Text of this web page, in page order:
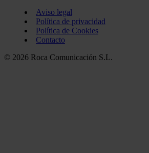
Aviso legal
Política de privacidad
Política de Cookies
Contacto
© 2026 Roca Comunicación S.L.